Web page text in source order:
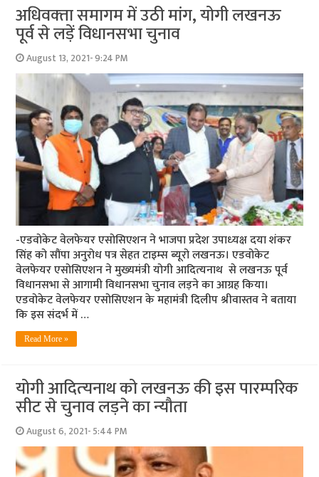
अधिवक्‍ता समागम में उठी मांग, योगी लखनऊ
पूर्व से लड़ें विधानसभा चुनाव
August 13, 2021- 9:24 PM
-एडवोकेट वेलफेयर एसोसिएशन ने भाजपा प्रदेश उपाध्‍यक्ष दया शंकर
सिंह को सौंपा अनुरोध पत्र सेहत टाइम्‍स ब्‍यूरो लखनऊ। एडवोकेट
वेलफेयर एसोसिएशन ने मुख्यमंत्री योगी आदित्‍यनाथ से लखनऊ पूर्व
विधानसभा से आगामी विधानसभा चुनाव लड़ने का आग्रह किया।
एडवोकेट वेलफेयर एसोसिएशन के महामंत्री दिलीप श्रीवास्तव ने बताया
कि इस संदर्भ में …
Read More »
योगी आदित्‍यनाथ को लखनऊ की इस पारम्‍परिक
सीट से चुनाव लड़ने का न्‍यौता
August 6, 2021- 5:44 PM